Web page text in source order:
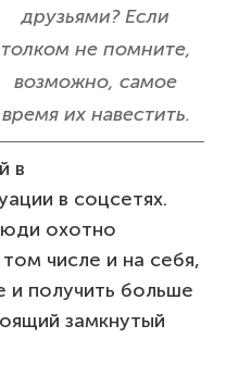
друзьями? Если
толком не помните,
возможно, самое
время их навестить.
в
в соцсетях.
охотно
числе и на себя,
и получить больше
замкнутый